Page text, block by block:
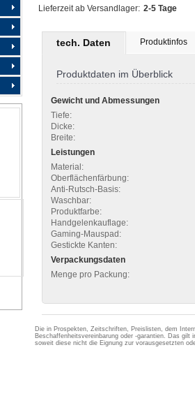
Lieferzeit ab Versandlager: 2-5 Tage
tech. Daten Produktinfos
Produktdaten im Überblick
Gewicht und Abmessungen
Tiefe:
Dicke:
Breite:
Leistungen
Material:
Oberflächenfärbung:
Anti-Rutsch-Basis:
Waschbar:
Produktfarbe:
Handgelenkauflage:
Gaming-Mauspad:
Gestickte Kanten:
Verpackungsdaten
Menge pro Packung:
Die in Prospekten, Zeitschriften, Preislisten, dem
Beschaffenheitsvereinbarung oder -garantien. Das
soweit diese nicht die Eignung zur vorausgesetzten